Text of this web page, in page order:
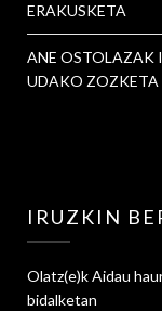
ERAKUSKETA
ANE OSTOLAZAK
UDAKO ZOZKETA
IRUZKIN
Olatz(e)kAidau
bidalketan